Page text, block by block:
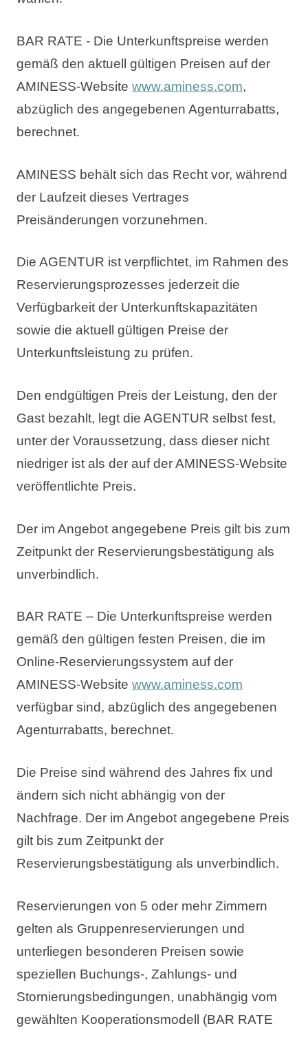
BAR RATE - Die Unterkunftspreise werden
gemäß den aktuell gültigen Preisen auf der
AMINESS-Website www.aminess.com,
abzüglich des angegebenen Agenturrabatts,
berechnet.
AMINESS behält sich das Recht vor, während
der Laufzeit dieses Vertrages
Preisänderungen vorzunehmen.
Die AGENTUR ist verpflichtet, im Rahmen des
Reservierungsprozesses jederzeit die
Verfügbarkeit der Unterkunftskapazitäten
sowie die aktuell gültigen Preise der
Unterkunftsleistung zu prüfen.
Den endgültigen Preis der Leistung, den der
Gast bezahlt, legt die AGENTUR selbst fest,
unter der Voraussetzung, dass dieser nicht
niedriger ist als der auf der AMINESS-Website
veröffentlichte Preis.
Der im Angebot angegebene Preis gilt bis zum
Zeitpunkt der Reservierungsbestätigung als
unverbindlich.
BAR RATE – Die Unterkunftspreise werden
gemäß den gültigen festen Preisen, die im
Online-Reservierungssystem auf der
AMINESS-Website www.aminess.com
verfügbar sind, abzüglich des angegebenen
Agenturrabatts, berechnet.
Die Preise sind während des Jahres fix und
ändern sich nicht abhängig von der
Nachfrage. Der im Angebot angegebene Preis
gilt bis zum Zeitpunkt der
Reservierungsbestätigung als unverbindlich.
Reservierungen von 5 oder mehr Zimmern
gelten als Gruppenreservierungen und
unterliegen besonderen Preisen sowie
speziellen Buchungs-, Zahlungs- und
Stornierungsbedingungen, unabhängig vom
gewählten Kooperationsmodell (BAR RATE